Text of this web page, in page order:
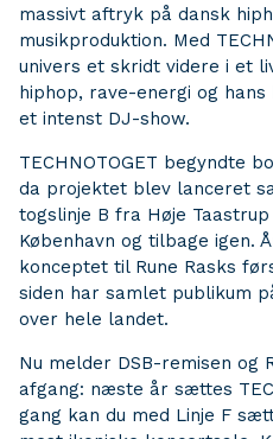
massivt aftryk på dansk
musikproduktion. Med
univers et skridt videre i et
hiphop, rave-energi og
et intenst DJ-show.
TECHNOTOGET begyndte
da projektet blev lanceret
togslinje B fra Høje
København og tilbage igen.
konceptet til Rune Rasks
siden har samlet publikum
over hele landet.
Nu melder DSB-remisen og
afgang: næste år sættes
gang kan du med Linje F